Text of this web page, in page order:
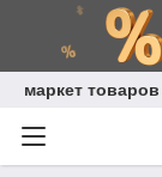
маркет